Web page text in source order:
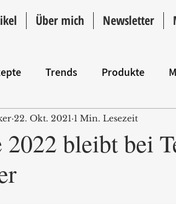
Über mich Newsletter
Trends Produkte
Intro
2022 bleibt bei
22. Okt. 2021 1 Min. Lesezeit